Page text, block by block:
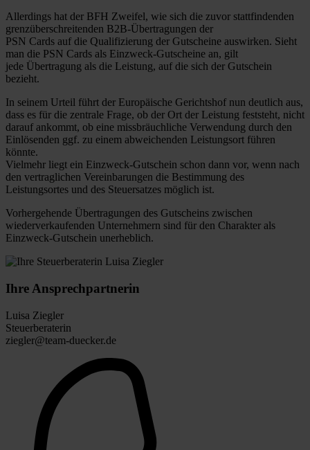
Allerdings hat der BFH Zweifel, wie sich die zuvor stattfindenden
grenzüberschreitenden B2B-Übertragungen der
PSN Cards auf die Qualifizierung der Gutscheine auswirken. Sieht
man die PSN Cards als Einzweck-Gutscheine an, gilt
jede Übertragung als die Leistung, auf die sich der Gutschein
bezieht.
In seinem Urteil führt der Europäische Gerichtshof nun deutlich aus,
dass es für die zentrale Frage, ob der Ort der Leistung feststeht, nicht
darauf ankommt, ob eine missbräuchliche Verwendung durch den
Einlösenden ggf. zu einem abweichenden Leistungsort führen
könnte.
Vielmehr liegt ein Einzweck-Gutschein schon dann vor, wenn nach
den vertraglichen Vereinbarungen die Bestimmung des
Leistungsortes und des Steuersatzes möglich ist.
Vorhergehende Übertragungen des Gutscheins zwischen
wiederverkaufenden Unternehmern sind für den Charakter als
Einzweck-Gutschein unerheblich.
Ihre Ansprechpartnerin
Luisa Ziegler
Steuerberaterin
ziegler@team-duecker.de